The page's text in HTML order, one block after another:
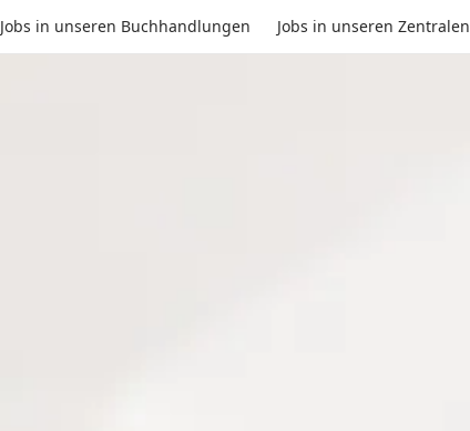
Jobs in unseren Buchhandlungen Jobs in unseren Zentralen